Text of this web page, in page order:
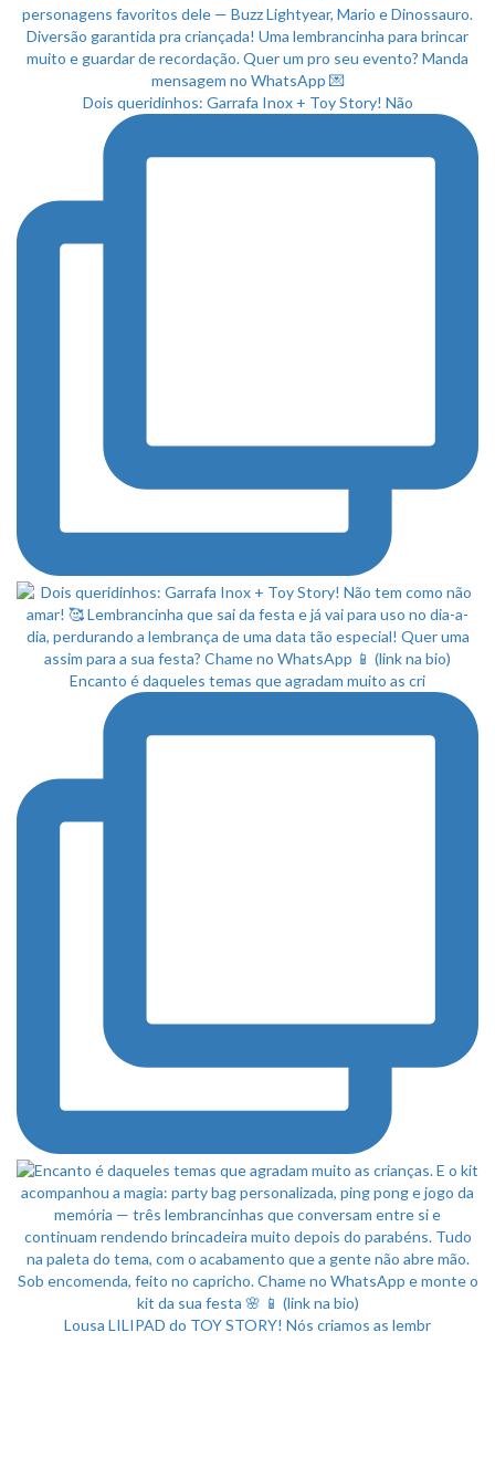
Dois queridinhos: Garrafa Inox + Toy Story! Não
Encanto é daqueles temas que agradam muito as cri
Lousa LILIPAD do TOY STORY! Nós criamos as lembr